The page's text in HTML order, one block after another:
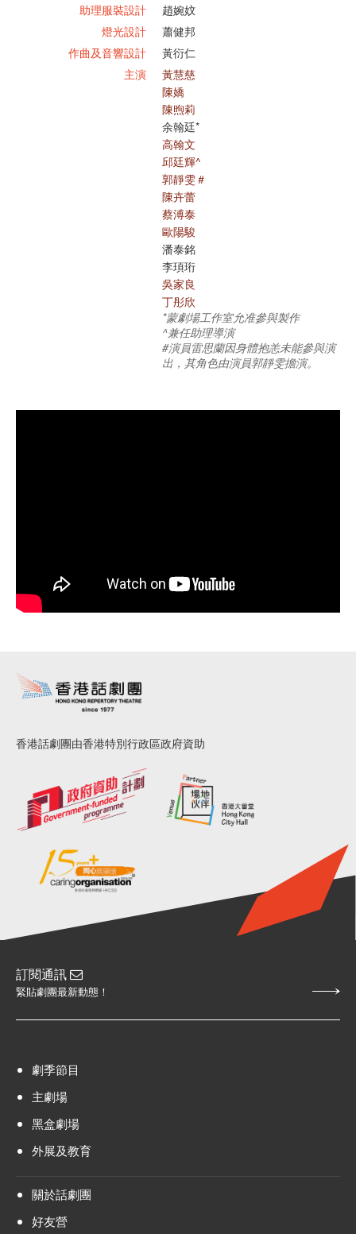
助理服裝設計
趙婉妏
燈光設計
蕭健邦
作曲及音響設計
黃衍仁
主演
黃慧慈
陳嬌
陳煦莉
余翰廷*
高翰文
邱廷輝^
郭靜雯＃
陳卉蕾
蔡溥泰
歐陽駿
潘泰銘
李頊珩
吳家良
丁彤欣
*蒙劇場工作室允准參與製作
^兼任助理導演
#演員雷思蘭因身體抱恙未能參與演
出，其角色由演員郭靜雯擔演。
香港話劇團由香港特別行政區政府資助
訂閱通訊
緊貼劇團最新動態！
劇季節目
主劇場
黑盒劇場
外展及教育
關於話劇團
好友營